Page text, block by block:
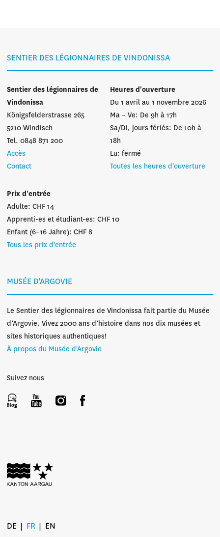
SENTIER DES LÉGIONNAIRES DE VINDONISSA
Sentier des légionnaires de
Vindonissa
Königsfelderstrasse 265
5210 Windisch
Tel. 0848 871 200
Accès
Contact
Heures d'ouverture
Du 1 avril au 1 novembre 2026
Ma – Ve: De 9h à 17h
Sa/Di, jours fériés: De 10h à
18h
Lu: fermé
Toutes les heures d'ouverture
Prix d'entrée
Adulte: CHF 14
Apprenti-es et étudiant-es: CHF 10
Enfant (6–16 Jahre): CHF 8
Tous les prix d'entrée
MUSÉE D'ARGOVIE
Le Sentier des légionnaires de Vindonissa fait partie du Musée
d’Argovie. Vivez 2000 ans d’histoire dans nos dix musées et
sites historiques authentiques!
À propos du Musée d'Argovie
Suivez nous
DE FR EN